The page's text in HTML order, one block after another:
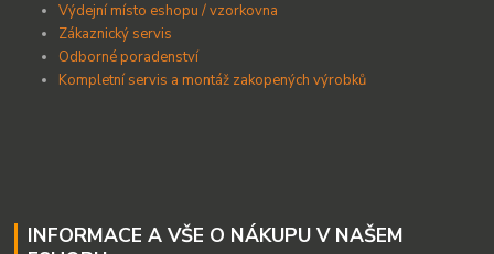
Výdejní místo eshopu / vzorkovna
Zákaznický servis
Odborné poradenství
Kompletní servis a montáž zakopených výrobků
INFORMACE A VŠE O NÁKUPU V NAŠEM